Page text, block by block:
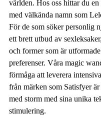
världen. Hos oss hittar du
med välkända namn som
För de som söker personlig
ett brett utbud av
och former som är
preferenser. Våra magic
förmåga att leverera
från märken som Satisfyer
med storm med sina unika
stimulering.